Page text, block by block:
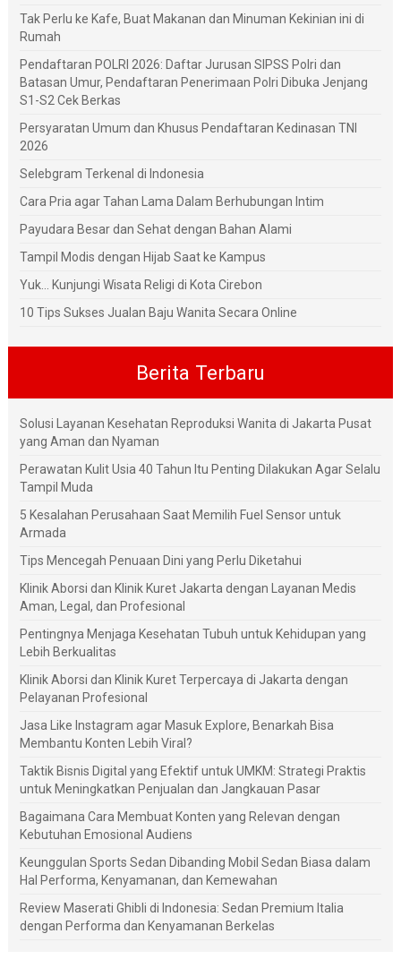
Tak Perlu ke Kafe, Buat Makanan dan Minuman Kekinian ini di
Rumah
Pendaftaran POLRI 2026: Daftar Jurusan SIPSS Polri dan
Batasan Umur, Pendaftaran Penerimaan Polri Dibuka Jenjang
S1-S2 Cek Berkas
Persyaratan Umum dan Khusus Pendaftaran Kedinasan TNI
2026
Selebgram Terkenal di Indonesia
Cara Pria agar Tahan Lama Dalam Berhubungan Intim
Payudara Besar dan Sehat dengan Bahan Alami
Tampil Modis dengan Hijab Saat ke Kampus
Yuk... Kunjungi Wisata Religi di Kota Cirebon
10 Tips Sukses Jualan Baju Wanita Secara Online
Berita Terbaru
Solusi Layanan Kesehatan Reproduksi Wanita di Jakarta Pusat
yang Aman dan Nyaman
Perawatan Kulit Usia 40 Tahun Itu Penting Dilakukan Agar Selalu
Tampil Muda
5 Kesalahan Perusahaan Saat Memilih Fuel Sensor untuk
Armada
Tips Mencegah Penuaan Dini yang Perlu Diketahui
Klinik Aborsi dan Klinik Kuret Jakarta dengan Layanan Medis
Aman, Legal, dan Profesional
Pentingnya Menjaga Kesehatan Tubuh untuk Kehidupan yang
Lebih Berkualitas
Klinik Aborsi dan Klinik Kuret Terpercaya di Jakarta dengan
Pelayanan Profesional
Jasa Like Instagram agar Masuk Explore, Benarkah Bisa
Membantu Konten Lebih Viral?
Taktik Bisnis Digital yang Efektif untuk UMKM: Strategi Praktis
untuk Meningkatkan Penjualan dan Jangkauan Pasar
Bagaimana Cara Membuat Konten yang Relevan dengan
Kebutuhan Emosional Audiens
Keunggulan Sports Sedan Dibanding Mobil Sedan Biasa dalam
Hal Performa, Kenyamanan, dan Kemewahan
Review Maserati Ghibli di Indonesia: Sedan Premium Italia
dengan Performa dan Kenyamanan Berkelas